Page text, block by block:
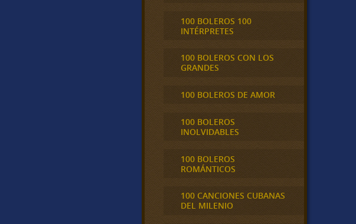
100 BOLEROS 100
INTÉRPRETES
100 BOLEROS CON LOS
GRANDES
100 BOLEROS DE AMOR
100 BOLEROS
INOLVIDABLES
100 BOLEROS
ROMÁNTICOS
100 CANCIONES CUBANAS
DEL MILENIO